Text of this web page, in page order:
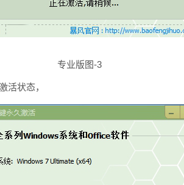
专业版图-3
活状态，